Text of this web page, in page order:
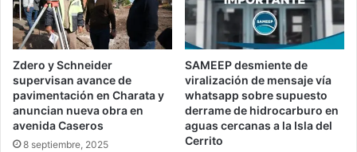
Zdero y Schneider
supervisan avance de
pavimentación en Charata y
anuncian nueva obra en
avenida Caseros
8 septiembre, 2025
SAMEEP desmiente de
viralización de mensaje vía
whatsapp sobre supuesto
derrame de hidrocarburo en
aguas cercanas a la Isla del
Cerrito